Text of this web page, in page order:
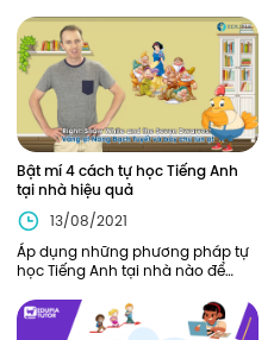
không thể thiếu hiện nay
Bật mí 4 cách tự học Tiếng Anh
tại nhà hiệu quả
13/08/2021
Áp dụng những phương pháp tự
học Tiếng Anh tại nhà nào để
việc học một ngoại ngữ? Cùng
Edupia tìm hiểu 4 cách tự